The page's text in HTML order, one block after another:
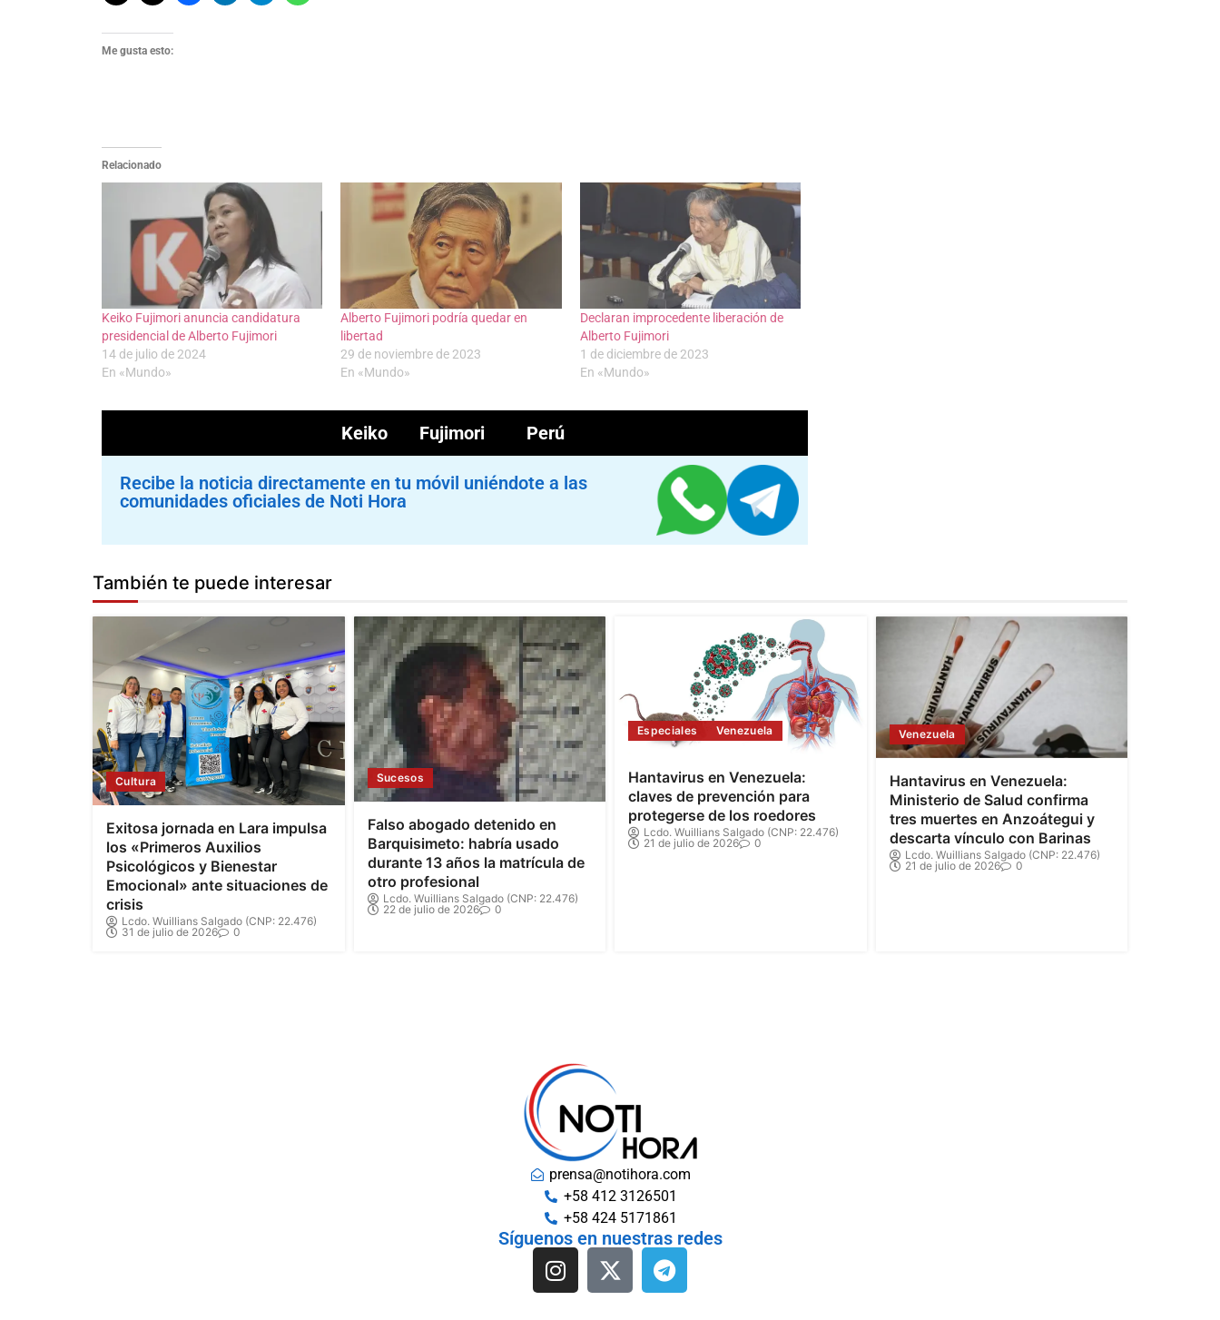
Me gusta esto:
Relacionado
Keiko Fujimori anuncia candidatura
presidencial de Alberto Fujimori
14 de julio de 2024
En «Mundo»
Alberto Fujimori podría quedar en
libertad
29 de noviembre de 2023
En «Mundo»
Declaran improcedente liberación de
Alberto Fujimori
1 de diciembre de 2023
En «Mundo»
Keiko Fujimori Perú
Recibe la noticia directamente en tu móvil uniéndote a las
comunidades oficiales de Noti Hora
También te puede interesar
Cultura
Exitosa jornada en Lara impulsa
los «Primeros Auxilios
Psicológicos y Bienestar
Emocional» ante situaciones de
crisis
Lcdo. Wuillians Salgado (CNP: 22.476)
31 de julio de 2026
0
Sucesos
Falso abogado detenido en
Barquisimeto: habría usado
durante 13 años la matrícula de
otro profesional
Lcdo. Wuillians Salgado (CNP: 22.476)
22 de julio de 2026
0
Especiales Venezuela
Hantavirus en Venezuela:
claves de prevención para
protegerse de los roedores
Lcdo. Wuillians Salgado (CNP: 22.476)
21 de julio de 2026
0
Venezuela
Hantavirus en Venezuela:
Ministerio de Salud confirma
tres muertes en Anzoátegui y
descarta vínculo con Barinas
Lcdo. Wuillians Salgado (CNP: 22.476)
21 de julio de 2026
0
prensa@notihora.com
+58 412 3126501
+58 424 5171861
Síguenos en nuestras redes